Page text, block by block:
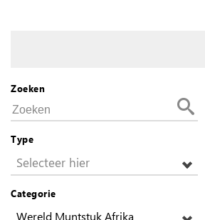
Zoeken
Type
Selecteer hier
Categorie
Wereld Muntstuk Afrika